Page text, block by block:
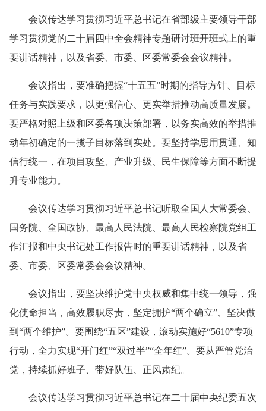
会议传达学习贯彻习近平总书记在省部级主要领导干部
学习贯彻党的二十届四中全会精神专题研讨班开班式上的重
要讲话精神，以及省委、市委、区委常委会会议精神。
会议指出，要准确把握“十五五”时期的指导方针、目标
任务与实践要求，以更强信心、更实举措推动高质量发展。
要严格对照上级和区委各项决策部署，以务实高效的举措推
动年初确定的一揽子目标落到实处。要坚持学思用贯通、知
信行统一，在项目攻坚、产业升级、民生保障等方面不断提
升专业能力。
会议传达学习贯彻习近平总书记听取全国人大常委会、
国务院、全国政协、最高人民法院、最高人民检察院党组工
作汇报和中央书记处工作报告时的重要讲话精神，以及省
委、市委、区委常委会会议精神。
会议指出，要坚决维护党中央权威和集中统一领导，强
化使命担当，高效履职尽责，坚定拥护“两个确立”、坚决做
到“两个维护”。要围绕“五区”建设，滚动实施好“5610”专项
行动，全力实现“开门红”“双过半”“全年红”。要从严管党治
党，持续抓好班子、带好队伍、正风肃纪。
会议传达学习贯彻习近平总书记在二十届中央纪委五次